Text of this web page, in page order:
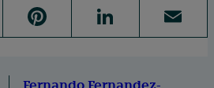
Pi
n
Li
n
E
m